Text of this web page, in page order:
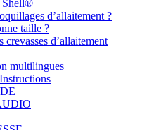
Shell®
d’allaitement ?
taille ?
crevasses d’allaitement
multilingues